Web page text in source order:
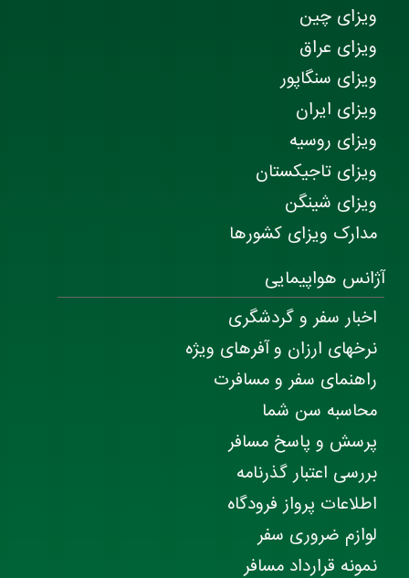
ویزای چین
ویزای عراق
ویزای سنگاپور
ویزای ایران
ویزای روسیه
ویزای تاجیکستان
ویزای شینگن
مدارک ویزای کشورها
آژانس هواپیمایی
اخبار سفر و گردشگری
نرخهای ارزان و آفرهای ویژه
راهنمای سفر و مسافرت
محاسبه سن شما
پرسش و پاسخ مسافر
بررسی اعتبار گذرنامه
اطلاعات پرواز فرودگاه
لوازم ضروری سفر
نمونه قرارداد مسافر